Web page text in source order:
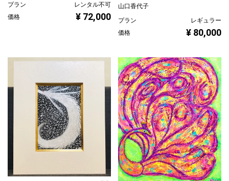
プラン
レンタル不可
価格
¥ 72,000
山口香代子
プラン
レギュラー
価格
¥ 80,000